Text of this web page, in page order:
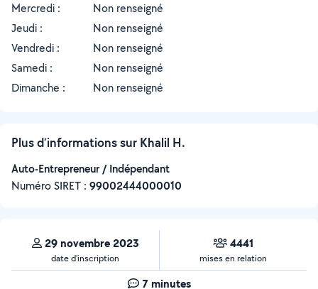
Mercredi :
Non renseigné
Jeudi :
Non renseigné
Vendredi :
Non renseigné
Samedi :
Non renseigné
Dimanche :
Non renseigné
Plus d’informations sur Khalil H.
Auto-Entrepreneur / Indépendant
Numéro SIRET : ‍99002444000010
29 novembre 2023
date d’inscription
4441
mises en relation
7 minutes